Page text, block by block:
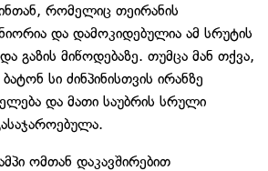
რომელიც თეირანის
და დამოკიდებულია ამ სრუტის
გაზის მიწოდებაზე. თუმცა მან თქვა,
სი ძინპინისთვის ირანზე
და მათი საუბრის სრული
ომთან დაკავშირებით